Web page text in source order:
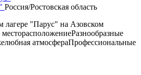
Россия/Ростовская область
лагере "Парус" на Азовском
атмосфераПрофессиональные